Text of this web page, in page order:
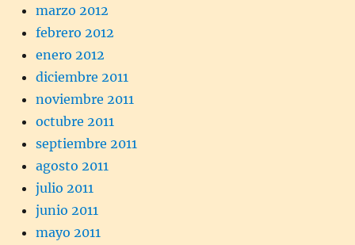
marzo 2012
febrero 2012
enero 2012
diciembre 2011
noviembre 2011
octubre 2011
septiembre 2011
agosto 2011
julio 2011
junio 2011
mayo 2011